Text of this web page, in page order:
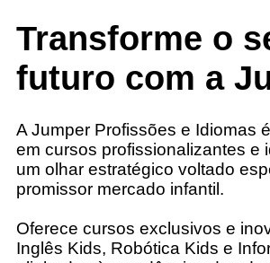
Transforme o
futuro com a
A Jumper Profissões e Idiomas
em cursos profissionalizantes e
um olhar estratégico voltado
promissor mercado infantil.
Oferece cursos exclusivos e
Inglês Kids, Robótica Kids e